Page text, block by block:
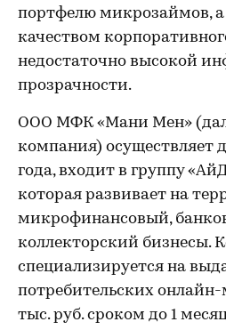
портфелю микрозаймов,
качеством
недостаточно высокой
прозрачности.
ООО МФК «Мани Мен»
компания) осуществляет
года, входит в группу
которая развивает на
микрофинансовый,
коллекторский бизнесы.
специализируется на
потребительских
тыс. руб. сроком до 1